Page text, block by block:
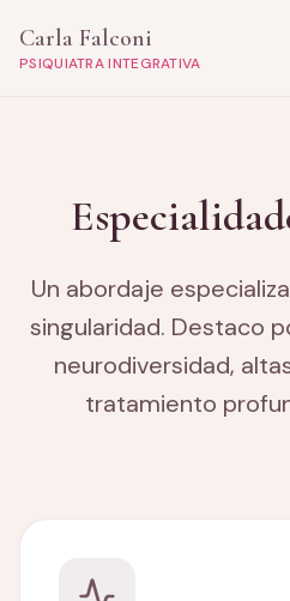
Carla Falconi
PSIQUIATRA INTEGRATIVA
Un abordaje
singularidad. Destaco
neurodiversidad,
tratamiento